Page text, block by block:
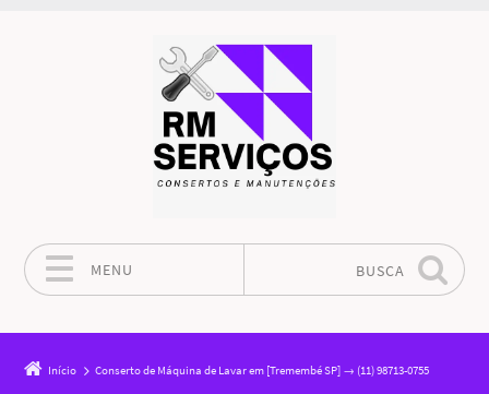
MENU BUSCA
Início Conserto de Máquina de Lavar em [Tremembé SP] → (11) 98713-0755